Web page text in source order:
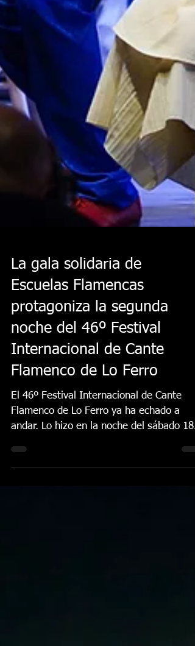
La gala solidaria de
Escuelas Flamencas
protagoniza la segunda
noche del 46º Festival
Flamenco de Lo Ferro
El 46º Festival Internacional de Cante
Flamenco de Lo Ferro ya ha echado a